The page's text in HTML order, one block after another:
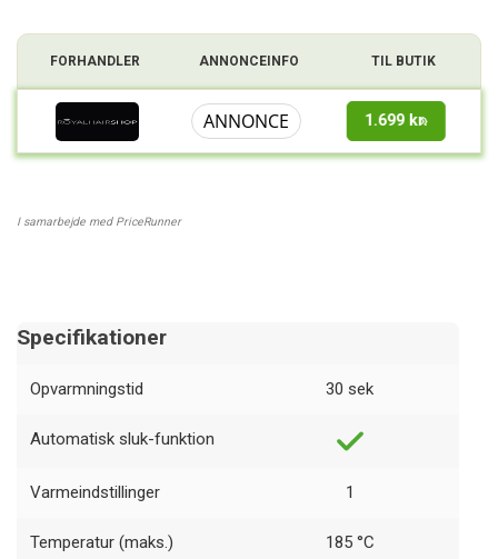
FORHANDLER ANNONCEINFO TIL BUTIK
ANNONCE 1.699 kr.
I samarbejde med PriceRunner
Specifikationer
Opvarmningstid 30 sek
Automatisk sluk-funktion
Varmeindstillinger 1
Temperatur (maks.) 185 °C